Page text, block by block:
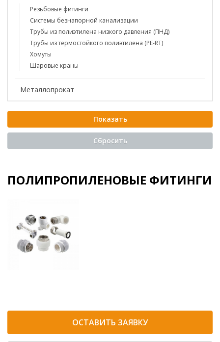
Резьбовые фитинги
Системы безнапорной канализации
Трубы из полиэтилена низкого давления (ПНД)
Трубы из термостойкого полиэтилена (PE-RT)
Хомуты
Шаровые краны
Металлопрокат
ПОЛИПРОПИЛЕНОВЫЕ ФИТИНГИ
ОСТАВИТЬ ЗАЯВКУ